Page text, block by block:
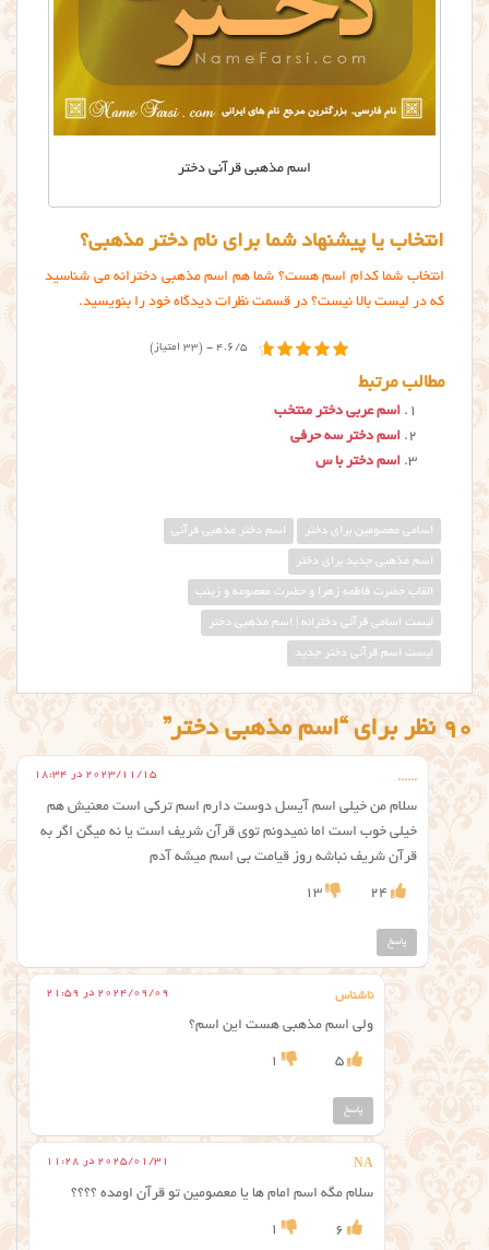
اسم مذهبی قرآنی دختر
انتخاب یا پیشنهاد شما برای نام دختر مذهبی؟
انتخاب شما کدام اسم هست؟ شما هم اسم مذهبی دخترانه می شناسید
که در لیست بالا نیست؟ در قسمت نظرات دیدگاه خود را بنویسید.
4.6/5 - (33 امتیاز)
مطالب مرتبط
اسم عربی دختر منتخب
اسم دختر سه حرفی
اسم دختر با س
اسامی معصومین برای دختر اسم دختر مذهبي قرآني
اسم مذهبی جدید برای دختر
القاب حضرت فاطمه زهرا و حضرت معصومه و زینب
لیست اسامی قرآنی دخترانه | اسم مذهبی دختر
لیست اسم قرآنی دختر جدید
90 نظر برای “اسم مذهبی دختر”
...... 2023/11/15 در 18:34
سلام من خیلی اسم آیسل دوست دارم اسم ترکی است معنیش هم
خیلی خوب است اما نمیدونم توی قرآن شریف است یا نه میگن اگر به
قرآن شریف نباشه روز قیامت بی اسم میشه آدم
24
13
پاسخ
ناشناس 2024/09/09 در 21:59
ولی اسم مذهبی هست این اسم؟
5
1
پاسخ
NA 2025/01/31 در 11:28
سلام مگه اسم امام ها یا معصومین تو قرآن اومده ؟؟؟؟
6
1